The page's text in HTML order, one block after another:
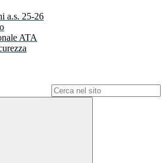
a.s. 25-26
ATA